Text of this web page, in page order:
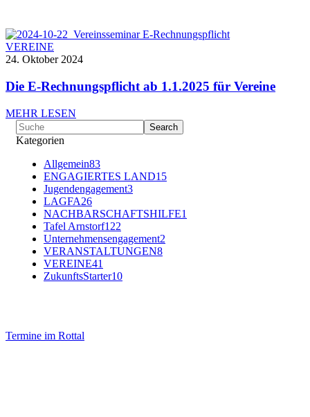
VEREINE
24. Oktober 2024
Die E-Rechnungspflicht ab 1.1.2025 für Vereine
MEHR LESEN
Kategorien
Allgemein83
ENGAGIERTES LAND15
Jugendengagement3
LAGFA26
NACHBARSCHAFTSHILFE1
Tafel Arnstorf122
Unternehmensengagement2
VERANSTALTUNGEN8
VEREINE41
ZukunftsStarter10
Termine im Rottal